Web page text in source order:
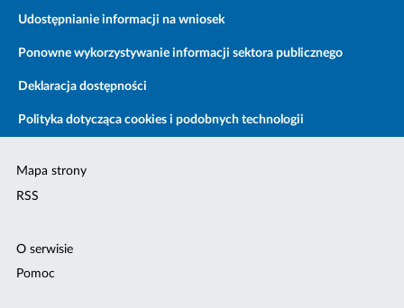
Udostępnianie informacji na wniosek
Ponowne wykorzystywanie informacji sektora publicznego
Deklaracja dostępności
Polityka dotycząca cookies i podobnych technologii
Mapa strony
RSS
O serwisie
Pomoc